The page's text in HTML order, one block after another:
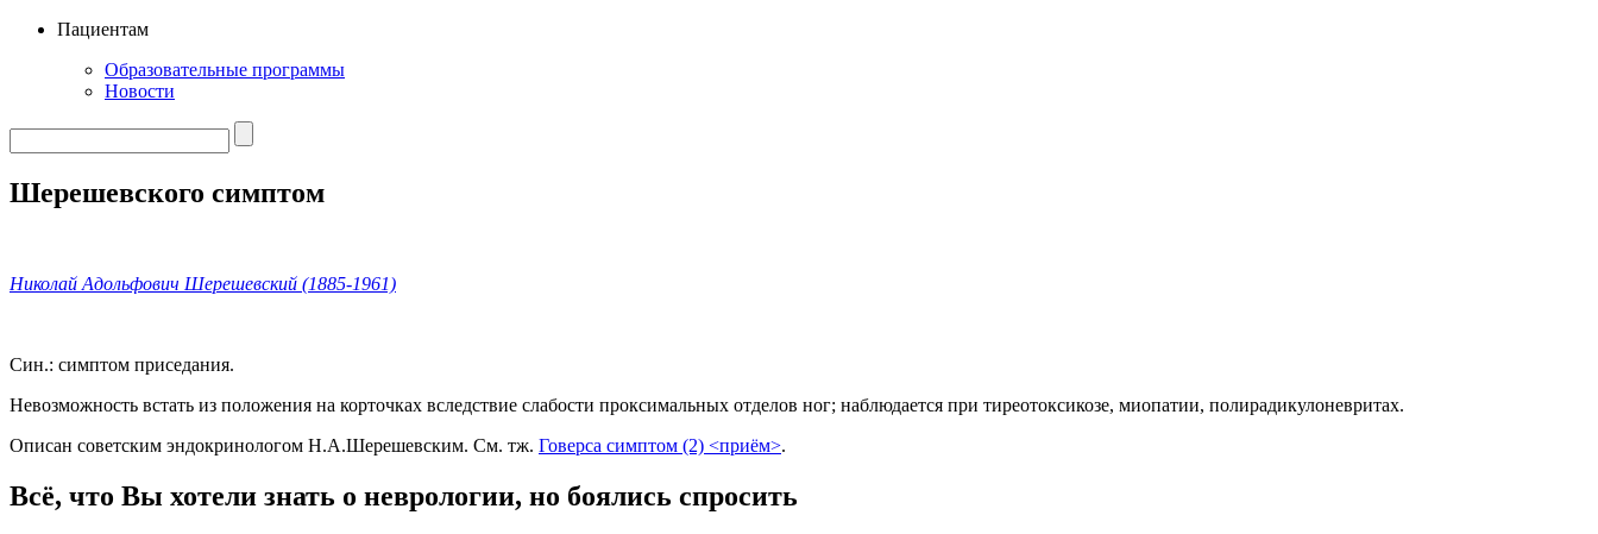
Пациентам
Образовательные программы
Новости
Шерешевского симптом
Николай Адольфович Шерешевский (1885-1961)
Син.: симптом приседания.
Невозможность встать из положения на корточках вследствие слабости проксимальных отделов ног; наблюдается при тиреотоксикозе, миопатии, полирадикулоневритах.
Описан советским эндокринологом Н.А.Шерешевским. См. тж. Говерса симптом (2) <приём>.
Всё, что Вы хотели знать о неврологии, но боялись спросить